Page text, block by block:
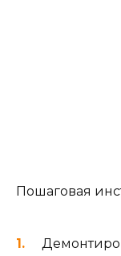
Пошаговая